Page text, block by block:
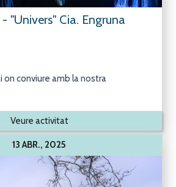
"Univers" Cia. Engruna
on conviure amb la nostra
Veure activitat
13 ABR., 2025